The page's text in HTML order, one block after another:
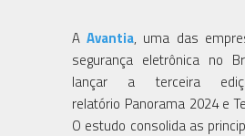
AAvantia, uma das
segurança eletrônica no
lançar a terceira
relatório Panorama 2024 e
O estudo consolida as